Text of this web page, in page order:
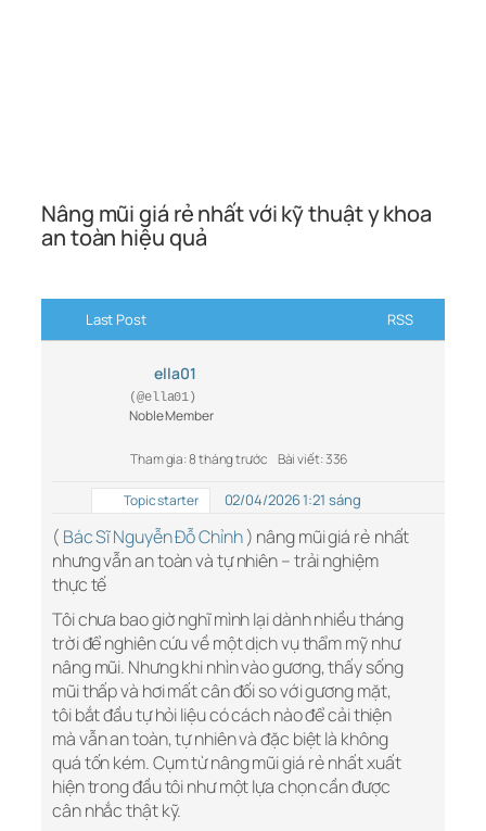
Nâng mũi giá rẻ nhất với kỹ thuật y khoa
an toàn hiệu quả
Last Post RSS
ella01
(@ella01)
Noble Member
Tham gia: 8 tháng trước Bài viết: 336
Topic starter 02/04/2026 1:21 sáng
( Bác Sĩ Nguyễn Đỗ Chỉnh) nâng mũi giá rẻ nhất
nhưng vẫn an toàn và tự nhiên – trải nghiệm
thực tế
Tôi chưa bao giờ nghĩ mình lại dành nhiều tháng
trời để nghiên cứu về một dịch vụ thẩm mỹ như
nâng mũi. Nhưng khi nhìn vào gương, thấy sống
mũi thấp và hơi mất cân đối so với gương mặt,
tôi bắt đầu tự hỏi liệu có cách nào để cải thiện
mà vẫn an toàn, tự nhiên và đặc biệt là không
quá tốn kém. Cụm từ nâng mũi giá rẻ nhất xuất
hiện trong đầu tôi như một lựa chọn cần được
cân nhắc thật kỹ.